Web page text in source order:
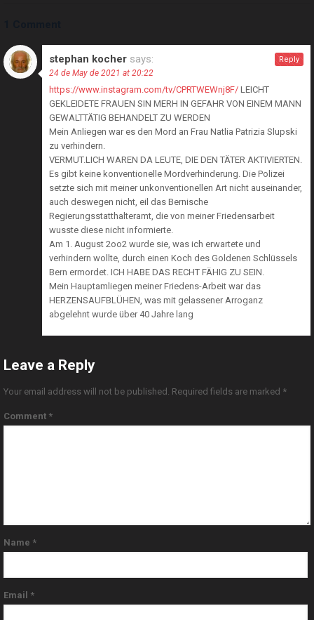
stephan kocher says:
24 de May de 2021 at 20:22
https://www.instagram.com/tv/CPRTWEWnj8F/ LEICHT
GEKLEIDETE FRAUEN SIN MERH IN GEFAHR VON EINEM MANN
GEWALTTÄTIG BEHANDELT ZU WERDEN
Mein Anliegen war es den Mord an Frau Natlia Patrizia Slupski
zu verhindern.
VERMUT.LICH WAREN DA LEUTE, DIE DEN TÄTER AKTIVIERTEN.
Es gibt keine konventionelle Mordverhinderung. Die Polizei
setzte sich mit meiner unkonventionellen Art nicht auseinander,
auch deswegen nicht, eil das Bernische
Regierungsstatthalteramt, die von meiner Friedensarbeit
wusste diese nicht informierte.
Am 1. August 2oo2 wurde sie, was ich erwartete und
verhindern wollte, durch einen Koch des Goldenen Schlüssels
Bern ermordet. ICH HABE DAS RECHT FÄHIG ZU SEIN.
Mein Hauptamliegen meiner Friedens-Arbeit war das
HERZENSAUFBLÜHEN, was mit gelassener Arroganz
abgelehnt wurde über 40 Jahre lang
Reply
Leave a Reply
Your email address will not be published. Required fields are marked *
Comment *
Name *
Email *